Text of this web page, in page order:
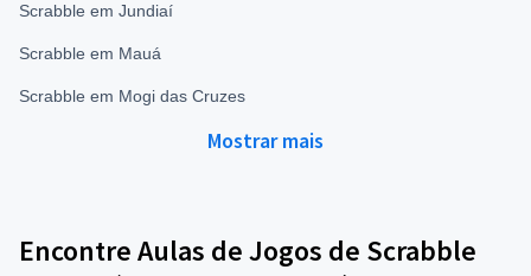
Scrabble em Jundiaí
Scrabble em Mauá
Scrabble em Mogi das Cruzes
Mostrar mais
Encontre Aulas de Jogos de Scrabble